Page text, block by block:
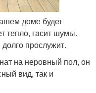
доме будет
тепло, гасит шумы.
прослужит.
на неровный пол, он
вид, так и